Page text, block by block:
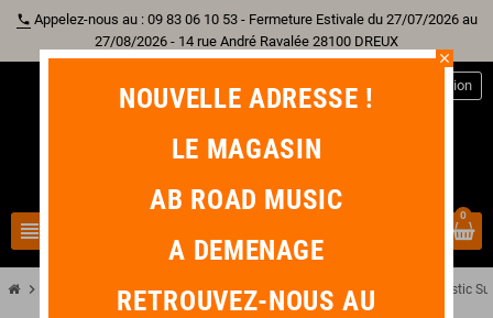
phone Appelez-nous au : 09 83 06 10 53 - Fermeture Estivale du 27/07/2026 au
27/08/2026 - 14 rue André Ravalée 28100 DREUX
view_headline
Connexion
0
chevron_right Bassechevron_right FENDER American Professional II Jazz Bass Mystic
close
NOUVELLE ADRESSE !
LE MAGASIN
AB ROAD MUSIC
A DEMENAGE
RETROUVEZ-NOUS AU